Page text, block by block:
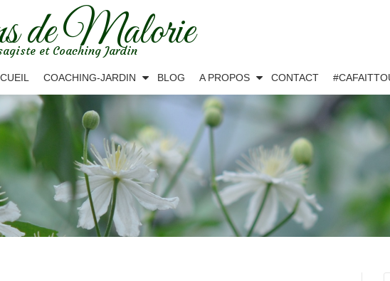
de Malorie
et Coaching Jardin
COACHING-JARDIN BLOG A PROPOS CONTACT